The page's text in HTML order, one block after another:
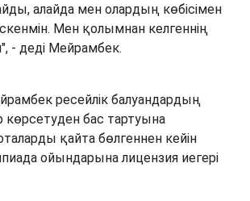
алайда мен олардың көбісімен
Мен қолымнан келгеннің
- деді Мейрамбек.
ресейлік балуандардың
бас тартуына
қайта бөлгеннен кейін
ойындарына лицензия иегері